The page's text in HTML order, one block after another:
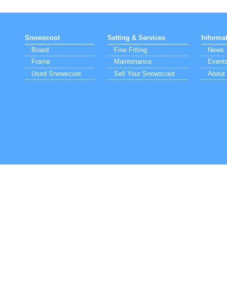
Snowscoot
Board
Frame
Used Snowscoot
Setting & Services
Fine Fitting
Maintenance
Sell Your Snowscoot
News
About